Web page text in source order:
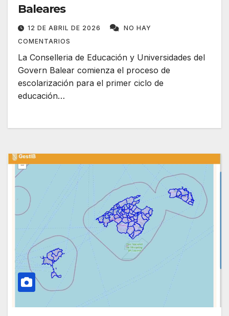
Baleares
12 DE ABRIL DE 2026
NO HAY
COMENTARIOS
La Conselleria de Educación y Universidades del
Govern Balear comienza el proceso de
escolarización para el primer ciclo de
educación…